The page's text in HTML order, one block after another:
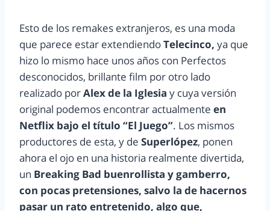
Esto de los remakes extranjeros, es una moda
que parece estar extendiendoTelecinco, ya que
hizo lo mismo hace unos años con Perfectos
desconocidos, brillante film por otro lado
realizado porAlex de la Iglesia y cuya versión
original podemos encontrar actualmente en
Netflix bajo el título “El Juego”. Los mismos
productores de esta, y de Superlópez, ponen
ahora el ojo en una historia realmente divertida,
un Breaking Bad buenrollista y gamberro,
con pocas pretensiones, salvo la de hacernos
pasar un rato entretenido, algo que,